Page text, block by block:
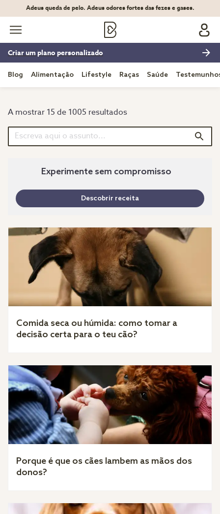
Adeus queda de pelo. Adeus odores fortes das fezes e gases.
Criar um plano personalizado
Blog Alimentação Lifestyle Raças Saúde
A mostrar 15 de 1005 resultados
Experimente sem compromisso
Descobrir receita
Comida seca ou húmida: como tomar a
decisão certa para o teu cão?
Porque é que os cães lambem as mãos dos
donos?